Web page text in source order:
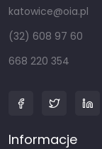
katowice@oia.pl
(32) 608 97 60
668 220 354
Informacje